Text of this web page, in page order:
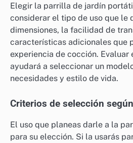
Elegir la parrilla de jardín
considerar el tipo de uso que le
dimensiones, la facilidad de
características adicionales que
experiencia de cocción. Evaluar
ayudará a seleccionar un
necesidades y estilo de vida.
Criterios de selección
El uso que planeas darle a la
para su elección. Si la usarás